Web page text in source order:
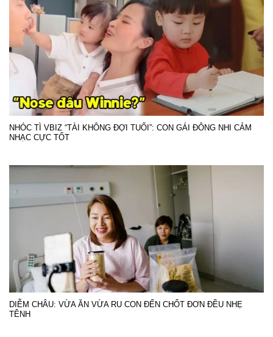
NHÓC TÌ VBIZ “TÀI KHÔNG ĐỢI TUỔI”: CON GÁI ĐÔNG NHI CẢM
NHẠC CỰC TỐT
DIỄM CHÂU: VỪA ĂN VỪA RU CON ĐẾN CHỐT ĐƠN ĐỀU NHẸ
TÊNH